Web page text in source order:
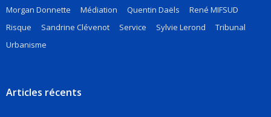
Morgan Donnette
Médiation Quentin Daëls
René MIFSUD
Risque
Sandrine Clévenot Service Sylvie Lerond
Tribunal
Urbanisme
Articles récents